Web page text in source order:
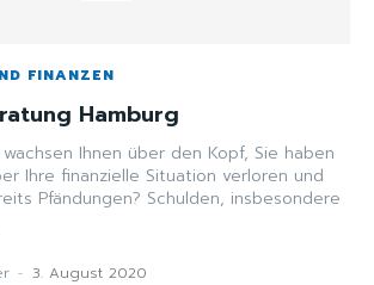
FINANZEN
Hamburg
Ihnen über den Kopf, Sie haben
Ihre finanzielle Situation verloren und
Pfändungen? Schulden, insbesondere
- 3. August 2020